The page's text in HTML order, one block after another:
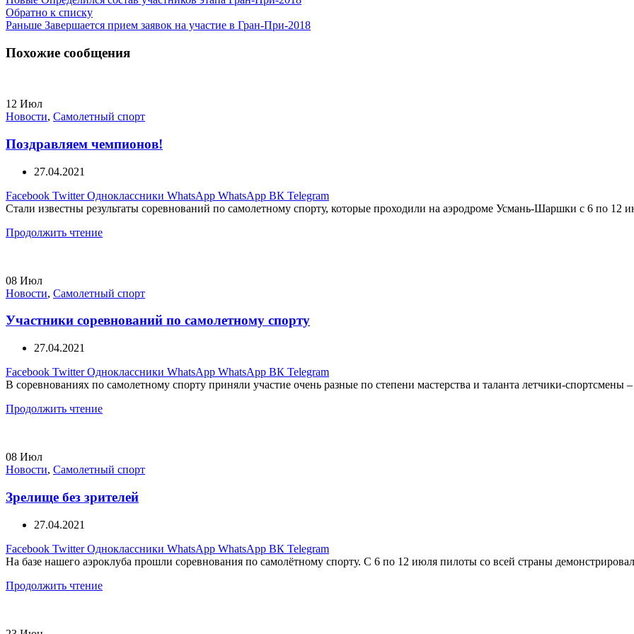
Обратно к списку
Раньше Завершается прием заявок на участие в Гран-При-2018
Похожие сообщения
12 Июл
Новости, Самолетный спорт
Поздравляем чемпионов!
27.04.2021
Facebook Twitter Одноклассники WhatsApp WhatsApp ВК Telegram
Стали известны результаты соревнований по самолетному спорту, которые проходили на аэродроме Усмань-Шаршки с 6 по 12
Продолжить чтение
08 Июл
Новости, Самолетный спорт
Участники соревнований по самолетному спорту
27.04.2021
Facebook Twitter Одноклассники WhatsApp WhatsApp ВК Telegram
В соревнованиях по самолетному спорту приняли участие очень разные по степени мастерства и таланта летчики-
Продолжить чтение
08 Июл
Новости, Самолетный спорт
Зрелище без зрителей
27.04.2021
Facebook Twitter Одноклассники WhatsApp WhatsApp ВК Telegram
На базе нашего аэроклуба прошли соревнования по самолётному спорту. С 6 по 12 июля пилоты со всей страны
Продолжить чтение